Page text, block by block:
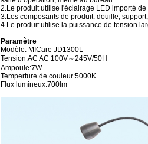
2.Le produit utilise l'éclairage LED importé
3.Les composants de produit: douille,
4.Le produit utilise la puissance de tension
Paramètre
Modèle: MICare JD1300L
Tension:AC AC 100V～245V/50H
Ampoule:7W
Temperture de couleur:5000K
Flux lumineux:700lm